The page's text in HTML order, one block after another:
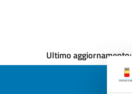
Ultimo aggiornamento: